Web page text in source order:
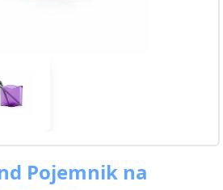
Pojemnik na